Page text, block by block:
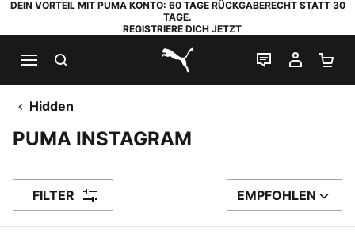
DEIN VORTEIL MIT PUMA KONTO: 60 TAGE RÜCKGABERECHT STATT 30
TAGE.
REGISTRIERE DICH JETZT
PUMA.com
LIVE-CHAT
MEIN
Hidden
PUMA INSTAGRAM
FILTER SORTIEREN NACH
EMPFOHLEN